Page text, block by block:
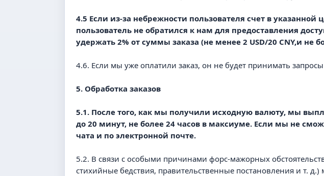
4.5 Если из-за небрежности пользователя счет в
пользователь не обратился к нам для предоставления
удержать 2% от суммы заказа (не менее 2 USD/20 CNY,и не
4.6. Если мы уже оплатили заказ, он не будет принимать
5. Обработка заказов
5.1. После того, как мы получили исходную валюту, мы
до 20 минут, не более 24 часов в максиуме. Если мы не
чата и по электронной почте.
5.2. В связи с особыми причинами форс-мажорных
стихийные бедствия, правительственные постановления и т.